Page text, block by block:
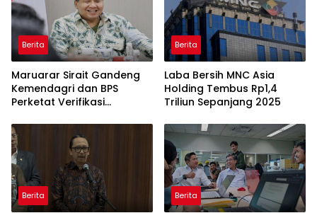
Berita
Maruarar Sirait Gandeng
Kemendagri dan BPS
Perketat Verifikasi
Rumah BSPS
Berita
Laba Bersih MNC Asia
Holding Tembus Rp1,4
Triliun Sepanjang 2025
Berita Berita